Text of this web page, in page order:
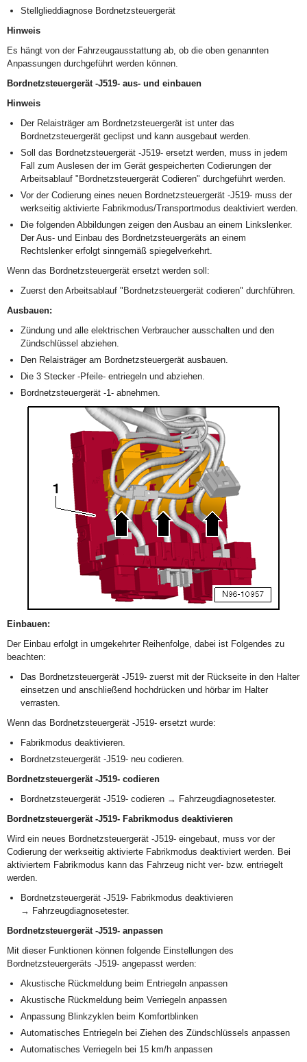
Stellglieddiagnose Bordnetzsteuergerät
Hinweis
Es hängt von der Fahrzeugausstattung ab, ob die oben genannten
Anpassungen durchgeführt werden können.
Bordnetzsteuergerät -J519- aus- und einbauen
Hinweis
Der Relaisträger am Bordnetzsteuergerät ist unter das
Bordnetzsteuergerät geclipst und kann ausgebaut werden.
Soll das Bordnetzsteuergerät -J519- ersetzt werden, muss in jedem
Fall zum Auslesen der im Gerät gespeicherten Codierungen der
Arbeitsablauf "Bordnetzsteuergerät Codieren" durchgeführt werden.
Vor der Codierung eines neuen Bordnetzsteuergerät -J519- muss der
werkseitig aktivierte Fabrikmodus/Transportmodus deaktiviert werden.
Die folgenden Abbildungen zeigen den Ausbau an einem Linkslenker.
Der Aus- und Einbau des Bordnetzsteuergeräts an einem
Rechtslenker erfolgt sinngemäß spiegelverkehrt.
Wenn das Bordnetzsteuergerät ersetzt werden soll:
Zuerst den Arbeitsablauf "Bordnetzsteuergerät codieren" durchführen.
Ausbauen:
Zündung und alle elektrischen Verbraucher ausschalten und den
Zündschlüssel abziehen.
Den Relaisträger am Bordnetzsteuergerät ausbauen.
Die 3 Stecker -Pfeile- entriegeln und abziehen.
Bordnetzsteuergerät -1- abnehmen.
Einbauen:
Der Einbau erfolgt in umgekehrter Reihenfolge, dabei ist Folgendes zu
beachten:
Das Bordnetzsteuergerät -J519- zuerst mit der Rückseite in den Halter
einsetzen und anschließend hochdrücken und hörbar im Halter
verrasten.
Wenn das Bordnetzsteuergerät -J519- ersetzt wurde:
Fabrikmodus deaktivieren.
Bordnetzsteuergerät -J519- neu codieren.
Bordnetzsteuergerät -J519- codieren
Bordnetzsteuergerät -J519- codieren → Fahrzeugdiagnosetester.
Bordnetzsteuergerät -J519- Fabrikmodus deaktivieren
Wird ein neues Bordnetzsteuergerät -J519- eingebaut, muss vor der
Codierung der werkseitig aktivierte Fabrikmodus deaktiviert werden. Bei
aktiviertem Fabrikmodus kann das Fahrzeug nicht ver- bzw. entriegelt
werden.
Bordnetzsteuergerät -J519- Fabrikmodus deaktivieren
→ Fahrzeugdiagnosetester.
Bordnetzsteuergerät -J519- anpassen
Mit dieser Funktionen können folgende Einstellungen des
Bordnetzsteuergeräts -J519- angepasst werden:
Akustische Rückmeldung beim Entriegeln anpassen
Akustische Rückmeldung beim Verriegeln anpassen
Anpassung Blinkzyklen beim Komfortblinken
Automatisches Entriegeln bei Ziehen des Zündschlüssels anpassen
Automatisches Verriegeln bei 15 km/h anpassen